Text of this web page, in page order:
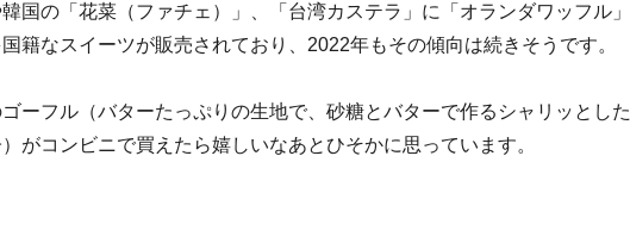
国の「花菜（ファチェ）」、「台湾カステラ」に「オランダワッフル」
なスイーツが販売されており、2022年もその傾向は続きそうです。
ーフル（バターたっぷりの生地で、砂糖とバターで作るシャリッとした
がコンビニで買えたら嬉しいなあとひそかに思っています。